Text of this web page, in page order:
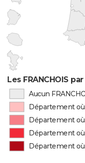
Les FRANCHOIS
Aucun
Département où
Département où
Département
Département